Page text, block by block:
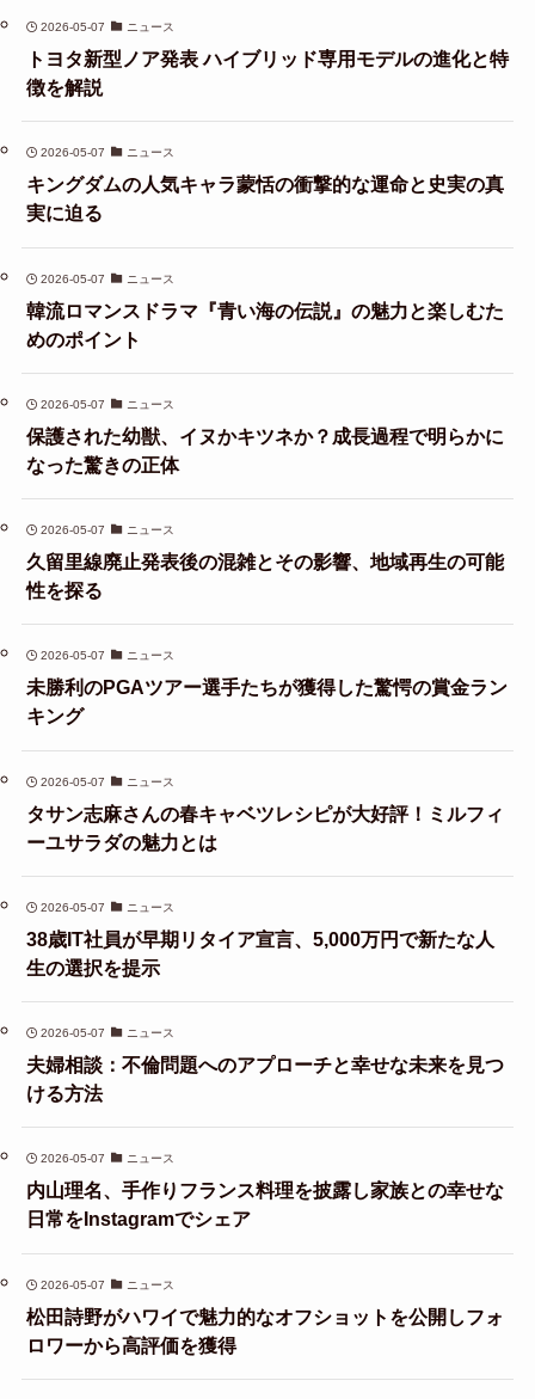
2026-05-07 ニュース
トヨタ新型ノア発表 ハイブリッド専用モデルの進化と特
徴を解説
2026-05-07 ニュース
キングダムの人気キャラ蒙恬の衝撃的な運命と史実の真
実に迫る
2026-05-07 ニュース
韓流ロマンスドラマ『青い海の伝説』の魅力と楽しむた
めのポイント
2026-05-07 ニュース
保護された幼獣、イヌかキツネか？成長過程で明らかに
なった驚きの正体
2026-05-07 ニュース
久留里線廃止発表後の混雑とその影響、地域再生の可能
性を探る
2026-05-07 ニュース
未勝利のPGAツアー選手たちが獲得した驚愕の賞金ラン
キング
2026-05-07 ニュース
タサン志麻さんの春キャベツレシピが大好評！ミルフィ
ーユサラダの魅力とは
2026-05-07 ニュース
38歳IT社員が早期リタイア宣言、5,000万円で新たな人
生の選択を提示
2026-05-07 ニュース
夫婦相談：不倫問題へのアプローチと幸せな未来を見つ
ける方法
2026-05-07 ニュース
内山理名、手作りフランス料理を披露し家族との幸せな
日常をInstagramでシェア
2026-05-07 ニュース
松田詩野がハワイで魅力的なオフショットを公開しフォ
ロワーから高評価を獲得